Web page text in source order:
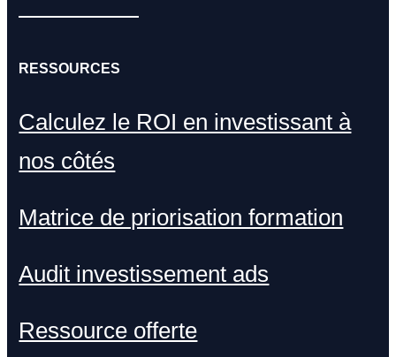
RESSOURCES
Calculez le ROI en investissant à
nos côtés
Matrice de priorisation formation
Audit investissement ads
Ressource offerte